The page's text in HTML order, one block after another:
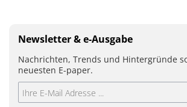
Newsletter & e-Ausgabe
Nachrichten, Trends und Hintergründe
neuesten E-paper.